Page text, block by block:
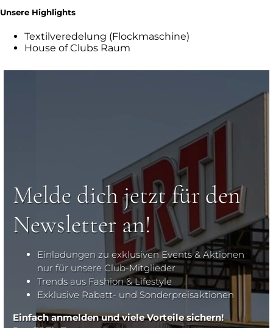
Unsere Highlights
Textilveredelung (Flockmaschine)
House of Clubs Raum
Melde dich jetzt für den
Newsletter an!
Einladungen zu exklusiven Events & Aktionen
nur für unsere Club-Mitglieder
Trends aus Fashion & Lifestyle
Exklusive Rabatt- und Sonderpreisaktionen
Einfach anmelden und viele Vorteile sichern!